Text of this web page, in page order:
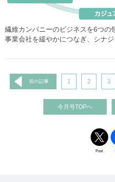
繊維カンパニーのビジネスを6つの
事業会社を緩やかにつなぎ、シナジ
前の記事 1 2 3
今月号TOPへ
Post